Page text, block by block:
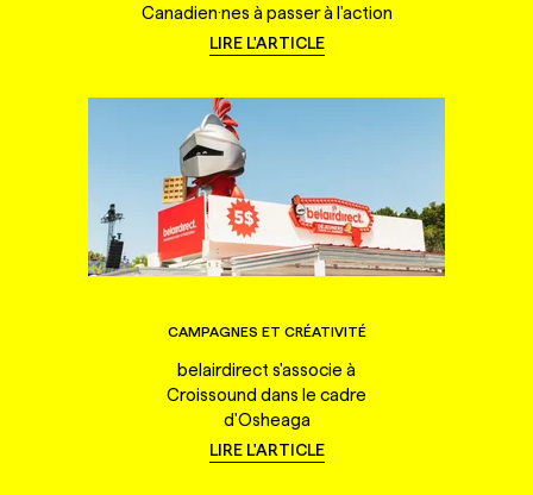
Canadien·nes à passer à l'action
LIRE L'ARTICLE
CAMPAGNES ET CRÉATIVITÉ
belairdirect s'associe à
Croissound dans le cadre
d'Osheaga
LIRE L'ARTICLE